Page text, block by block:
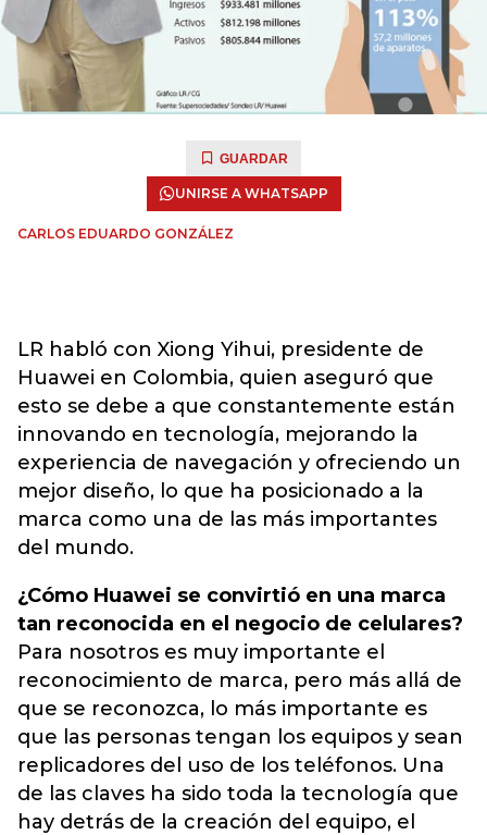
GUARDAR
UNIRSE A WHATSAPP
CARLOS EDUARDO GONZÁLEZ
LR habló con Xiong Yihui, presidente de
Huawei en Colombia, quien aseguró que
esto se debe a que constantemente están
innovando en tecnología, mejorando la
experiencia de navegación y ofreciendo un
mejor diseño, lo que ha posicionado a la
marca como una de las más importantes
del mundo.
¿Cómo Huawei se convirtió en una marca
tan reconocida en el negocio de celulares?
Para nosotros es muy importante el
reconocimiento de marca, pero más allá de
que se reconozca, lo más importante es
que las personas tengan los equipos y sean
replicadores del uso de los teléfonos. Una
de las claves ha sido toda la tecnología que
hay detrás de la creación del equipo, el